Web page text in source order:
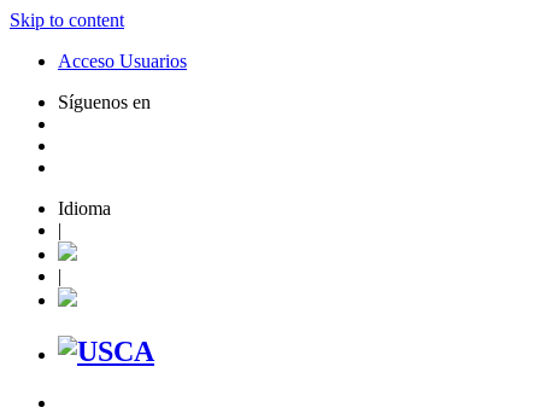
Skip to content
Acceso Usuarios
Síguenos en
Idioma
|
|